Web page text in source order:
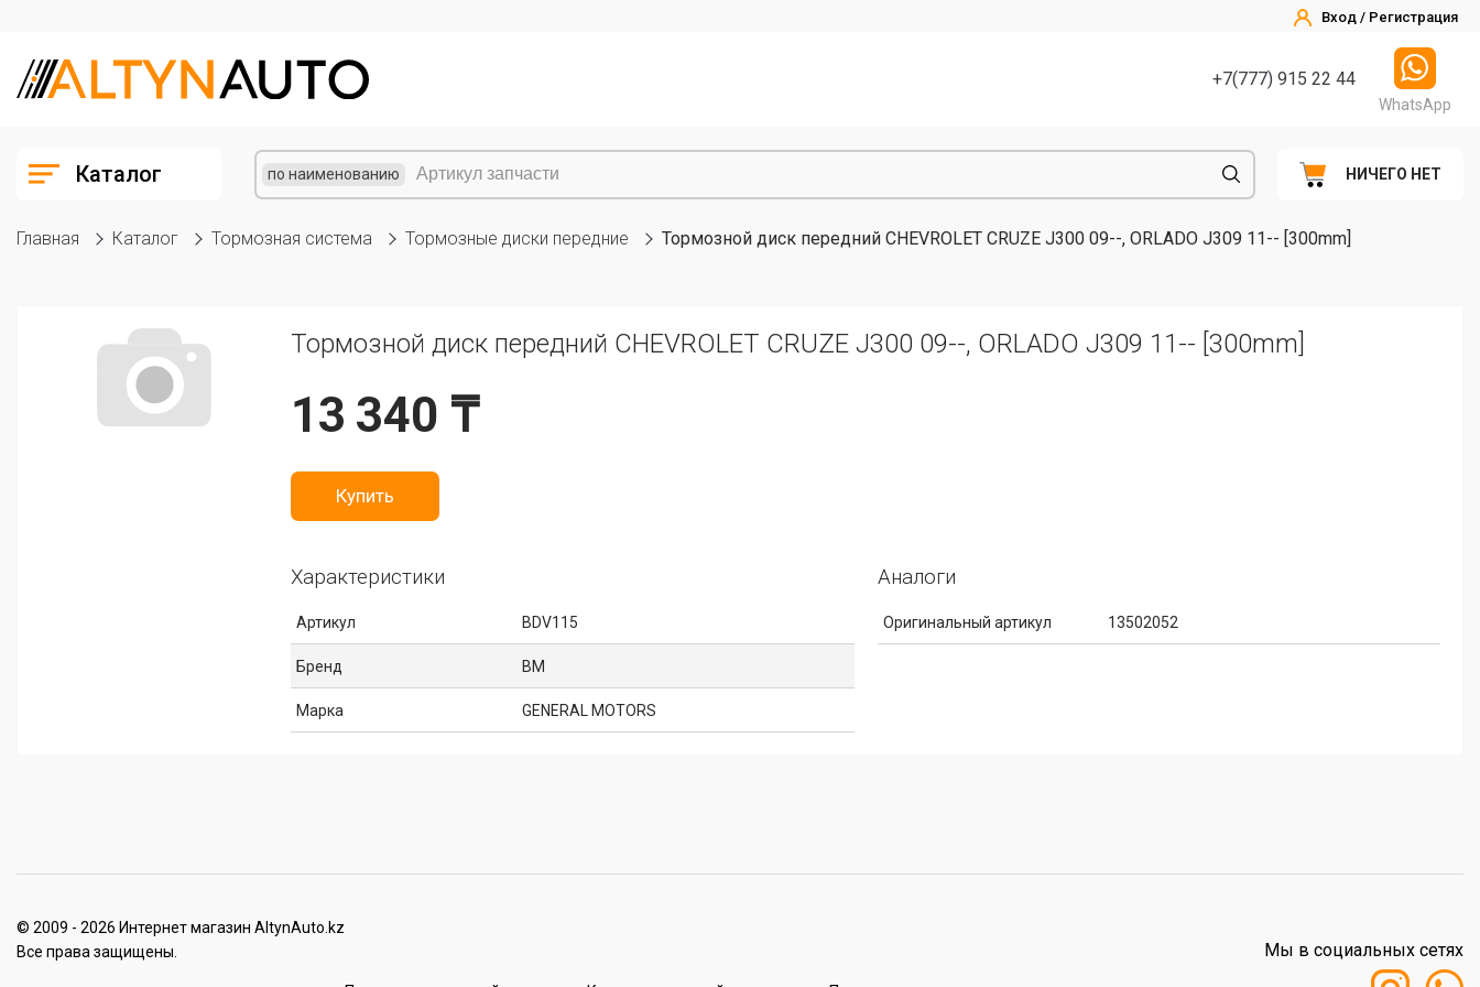
Вход / Регистрация
+7(777) 915 22 44
WhatsApp
Каталог по наименованию НИЧЕГО НЕТ
Главная Каталог Тормозная система Тормозные диски передние Тормозной диск передний CHEVROLET CRUZE J300 09--, ORLADO J309 11-- [300mm]
Тормозной диск передний CHEVROLET CRUZE J300 09--, ORLADO J309 11-- [300mm]
13 340 ₸
Купить
Характеристики
Артикул BDV115
Бренд BM
Марка GENERAL MOTORS
Аналоги
Оригинальный артикул 13502052
© 2009 - 2026 Интернет магазин AltynAuto.kz
Все права защищены.
Мы в социальных сетях